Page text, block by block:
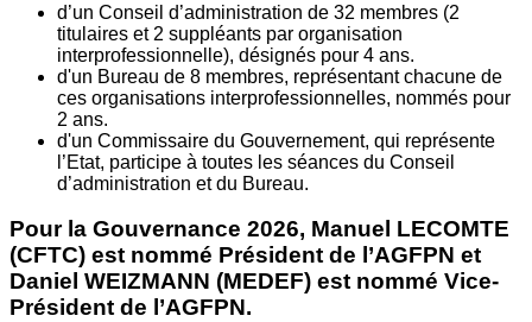
d’un Conseil d’administration de 32 membres (2
titulaires et 2 suppléants par organisation
interprofessionnelle), désignés pour 4 ans.
d'un Bureau de 8 membres, représentant chacune de
ces organisations interprofessionnelles, nommés pour
2 ans.
d'un Commissaire du Gouvernement, qui représente
l’Etat, participe à toutes les séances du Conseil
d’administration et du Bureau.
Pour la Gouvernance 2026, Manuel LECOMTE
(CFTC) est nommé Président de l’AGFPN et
Daniel WEIZMANN (MEDEF) est nommé Vice-
Président de l’AGFPN.